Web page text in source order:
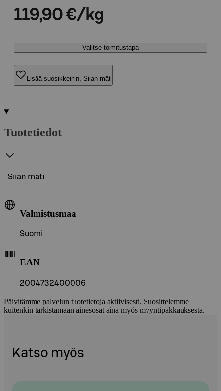
119,90 €/kg
Valitse toimitustapa
Lisää suosikkeihin, Siian mäti
Tuotetiedot
Siian mäti
Valmistusmaa
Suomi
EAN
2004732400006
Päivitämme palvelun tuotetietoja aktiivisesti. Suosittelemme
kuitenkin tarkistamaan ainesosat aina myös myyntipakkauksesta.
Katso myös